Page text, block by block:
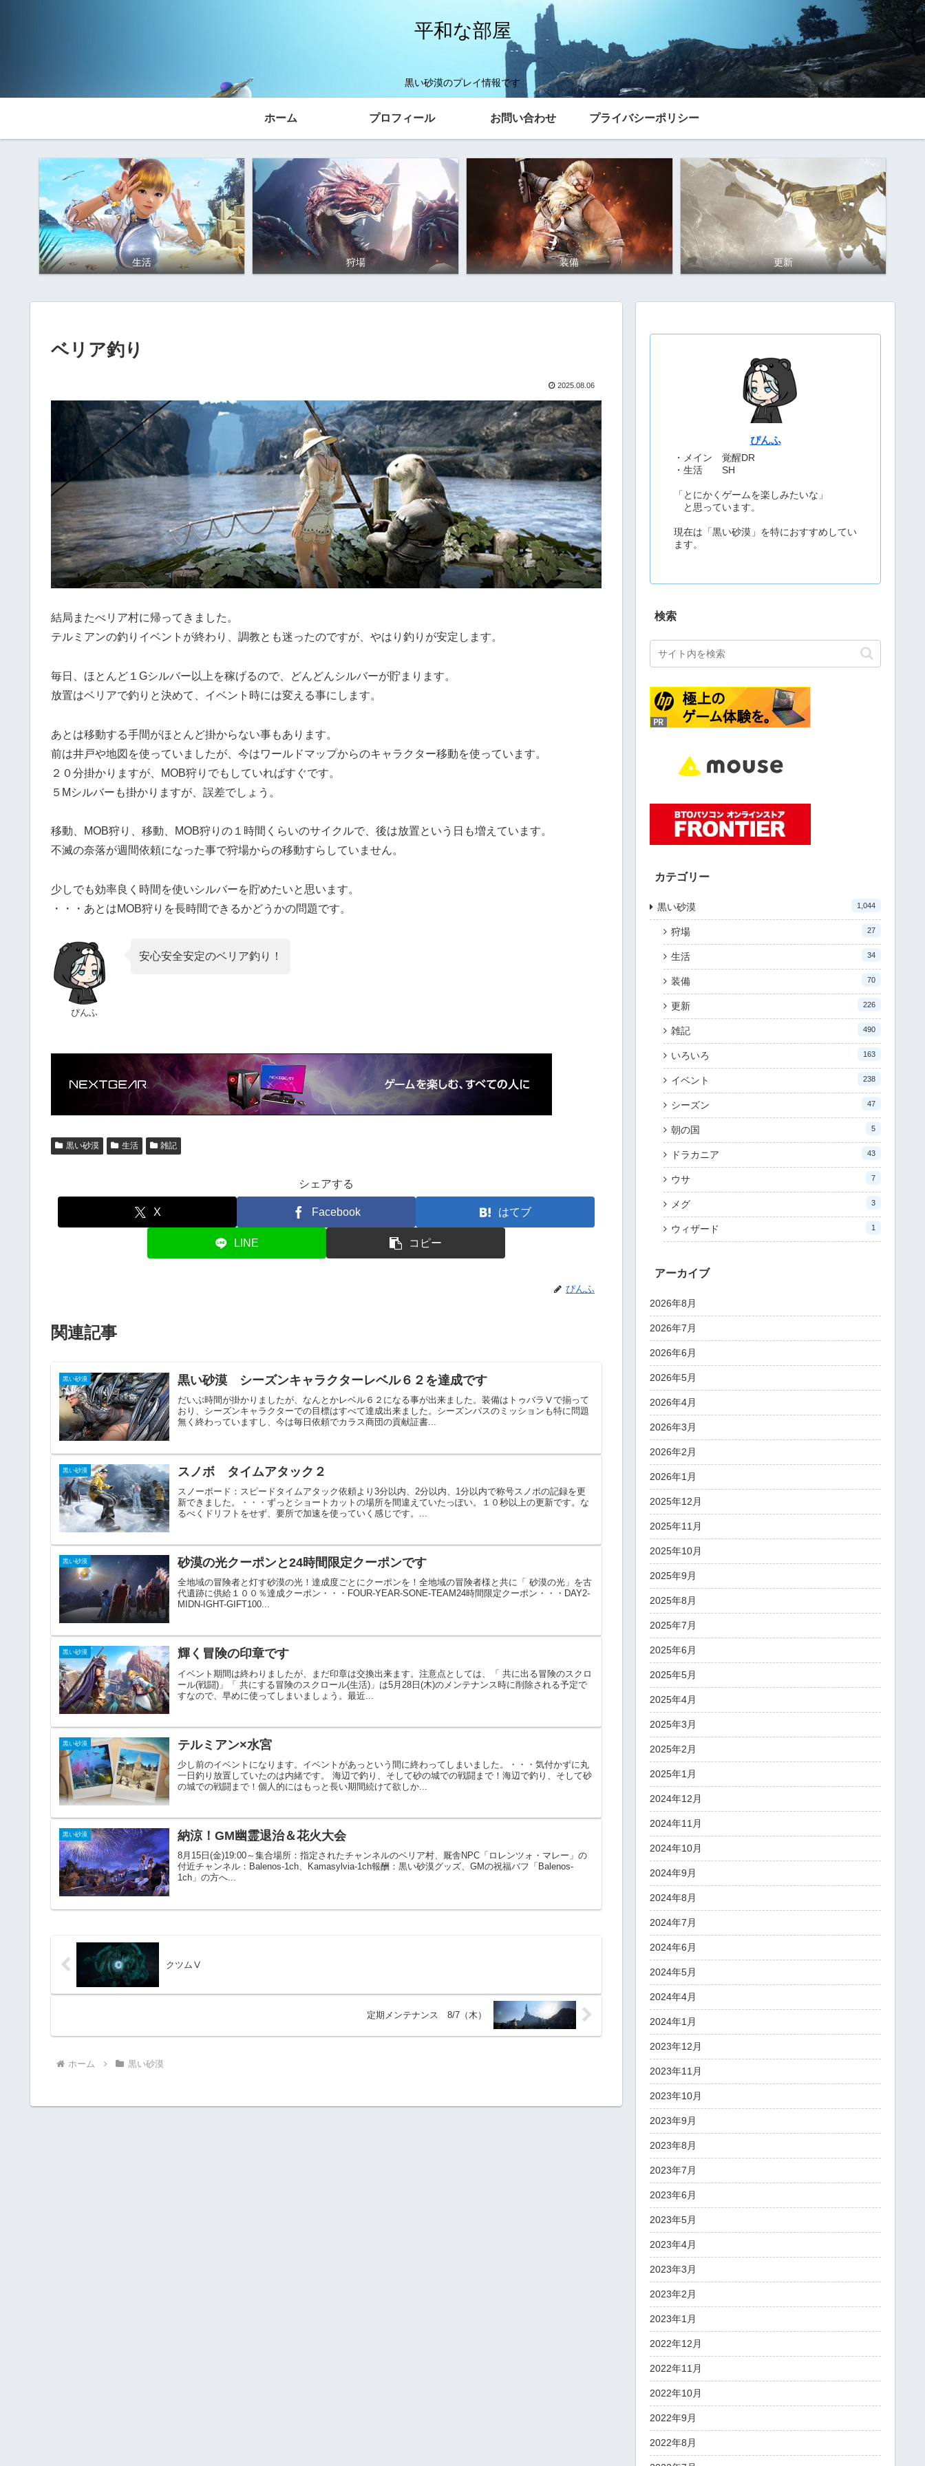
平和な部屋
黒い砂漠のプレイ情報です
ホーム プロフィール お問い合わせ プライバシーポリシー
生活 狩場 装備 更新
ベリア釣り
2025.08.06
結局またべリア村に帰ってきました。
テルミアンの釣りイベントが終わり、調教とも迷ったのですが、やはり釣りが安定します。
毎日、ほとんど１Gシルバー以上を稼げるので、どんどんシルバーが貯まります。
放置はベリアで釣りと決めて、イベント時には変える事にします。
あとは移動する手間がほとんど掛からない事もあります。
前は井戸や地図を使っていましたが、今はワールドマップからのキャラクター移動を使っています。
２０分掛かりますが、MOB狩りでもしていればすぐです。
５Mシルバーも掛かりますが、誤差でしょう。
移動、MOB狩り、移動、MOB狩りの１時間くらいのサイクルで、後は放置という日も増えています。
不滅の奈落が週間依頼になった事で狩場からの移動すらしていません。
少しでも効率良く時間を使いシルバーを貯めたいと思います。
・・・あとはMOB狩りを長時間できるかどうかの問題です。
ぴんふ
安心安全安定のベリア釣り！
黒い砂漠 生活 雑記
シェアする
X Facebook はてブ
LINE コピー
ぴんふ
関連記事
黒い砂漠 黒い砂漠 シーズンキャラクターレベル６２を達成です
だいぶ時間が掛かりましたが、なんとかレベル６２になる事が出来ました。装備はトゥバラⅤで揃って
おり、シーズンキャラクターでの目標はすべて達成出来ました。シーズンパスのミッションも特に問題
無く終わっていますし、今は毎日依頼でカラス商団の貢献証書...
黒い砂漠 スノボ タイムアタック２
スノーボード：スピードタイムアタック依頼より3分以内、2分以内、1分以内で称号スノボの記録を更
新できました。・・・ずっとショートカットの場所を間違えていたっぽい。１０秒以上の更新です。な
るべくドリフトをせず、要所で加速を使っていく感じです。...
黒い砂漠 砂漠の光クーポンと24時間限定クーポンです
全地域の冒険者と灯す砂漠の光！達成度ごとにクーポンを！全地域の冒険者様と共に「 砂漠の光」を古
代遺跡に供給１００％達成クーポン・・・FOUR-YEAR-SONE-TEAM24時間限定クーポン・・・DAY2-
MIDN-IGHT-GIFT100...
黒い砂漠 輝く冒険の印章です
イベント期間は終わりましたが、まだ印章は交換出来ます。注意点としては、「 共に出る冒険のスクロ
ール(戦闘)」「 共にする冒険のスクロール(生活)」は5月28日(木)のメンテナンス時に削除される予定で
すなので、早めに使ってしまいましょう。最近...
黒い砂漠 テルミアン×水宮
少し前のイベントになります。イベントがあっという間に終わってしまいました。・・・気付かずに丸
一日釣り放置していたのは内緒です。 海辺で釣り、そして砂の城での戦闘まで！海辺で釣り、そして砂
の城での戦闘まで！個人的にはもっと長い期間続けて欲しか...
黒い砂漠 納涼！GM幽霊退治＆花火大会
8月15日(金)19:00～集合場所：指定されたチャンネルのベリア村、厩舎NPC「ロレンツォ・マレー」の
付近チャンネル：Balenos-1ch、Kamasylvia-1ch報酬：黒い砂漠グッズ、GMの祝福バフ「Balenos-
1ch」の方へ...
クツムⅤ
定期メンテナンス 8/7（木）
ホーム 黒い砂漠
ぴんふ
・メイン 覚醒DR
・生活 SH
「とにかくゲームを楽しみたいな」
と思っています。
現在は「黒い砂漠」を特におすすめしてい
ます。
検索
カテゴリー
黒い砂漠 1,044
狩場 27
生活 34
装備 70
更新 226
雑記 490
いろいろ 163
イベント 238
シーズン 47
朝の国 5
ドラカニア 43
ウサ 7
メグ 3
ウィザード 1
アーカイブ
2026年8月
2026年7月
2026年6月
2026年5月
2026年4月
2026年3月
2026年2月
2026年1月
2025年12月
2025年11月
2025年10月
2025年9月
2025年8月
2025年7月
2025年6月
2025年5月
2025年4月
2025年3月
2025年2月
2025年1月
2024年12月
2024年11月
2024年10月
2024年9月
2024年8月
2024年7月
2024年6月
2024年5月
2024年4月
2024年1月
2023年12月
2023年11月
2023年10月
2023年9月
2023年8月
2023年7月
2023年6月
2023年5月
2023年4月
2023年3月
2023年2月
2023年1月
2022年12月
2022年11月
2022年10月
2022年9月
2022年8月